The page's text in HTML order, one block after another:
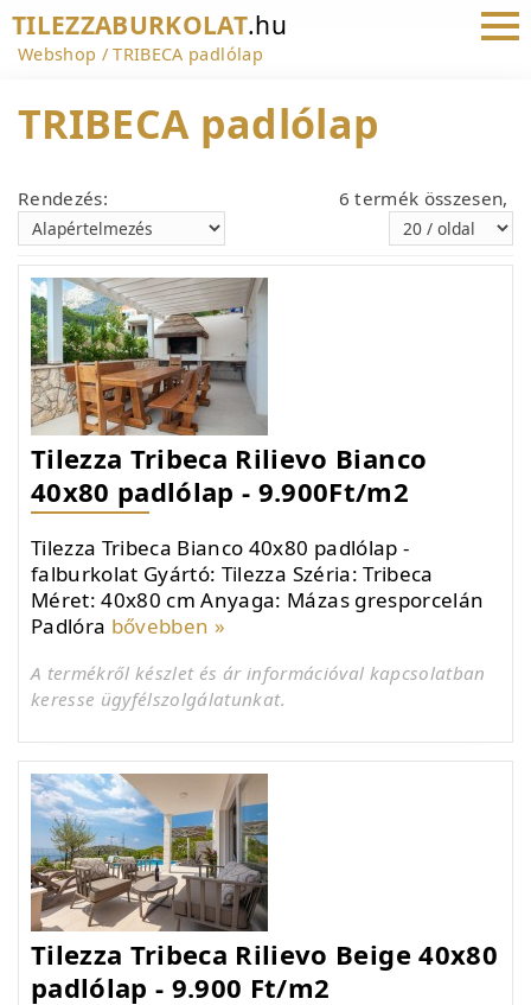
TILEZZABURKOLAT.hu
Webshop TRIBECA padlólap
TRIBECA padlólap
Rendezés: 6 termék összesen,
Tilezza Tribeca Rilievo Bianco
40x80 padlólap - 9.900Ft/m2
Tilezza Tribeca Bianco 40x80 padlólap -
falburkolat Gyártó: Tilezza Széria: Tribeca
Méret: 40x80 cm Anyaga: Mázas gresporcelán
Padlóra bővebben »
A termékről készlet és ár információval kapcsolatban
keresse ügyfélszolgálatunkat.
Tilezza Tribeca Rilievo Beige 40x80
padlólap - 9.900 Ft/m2